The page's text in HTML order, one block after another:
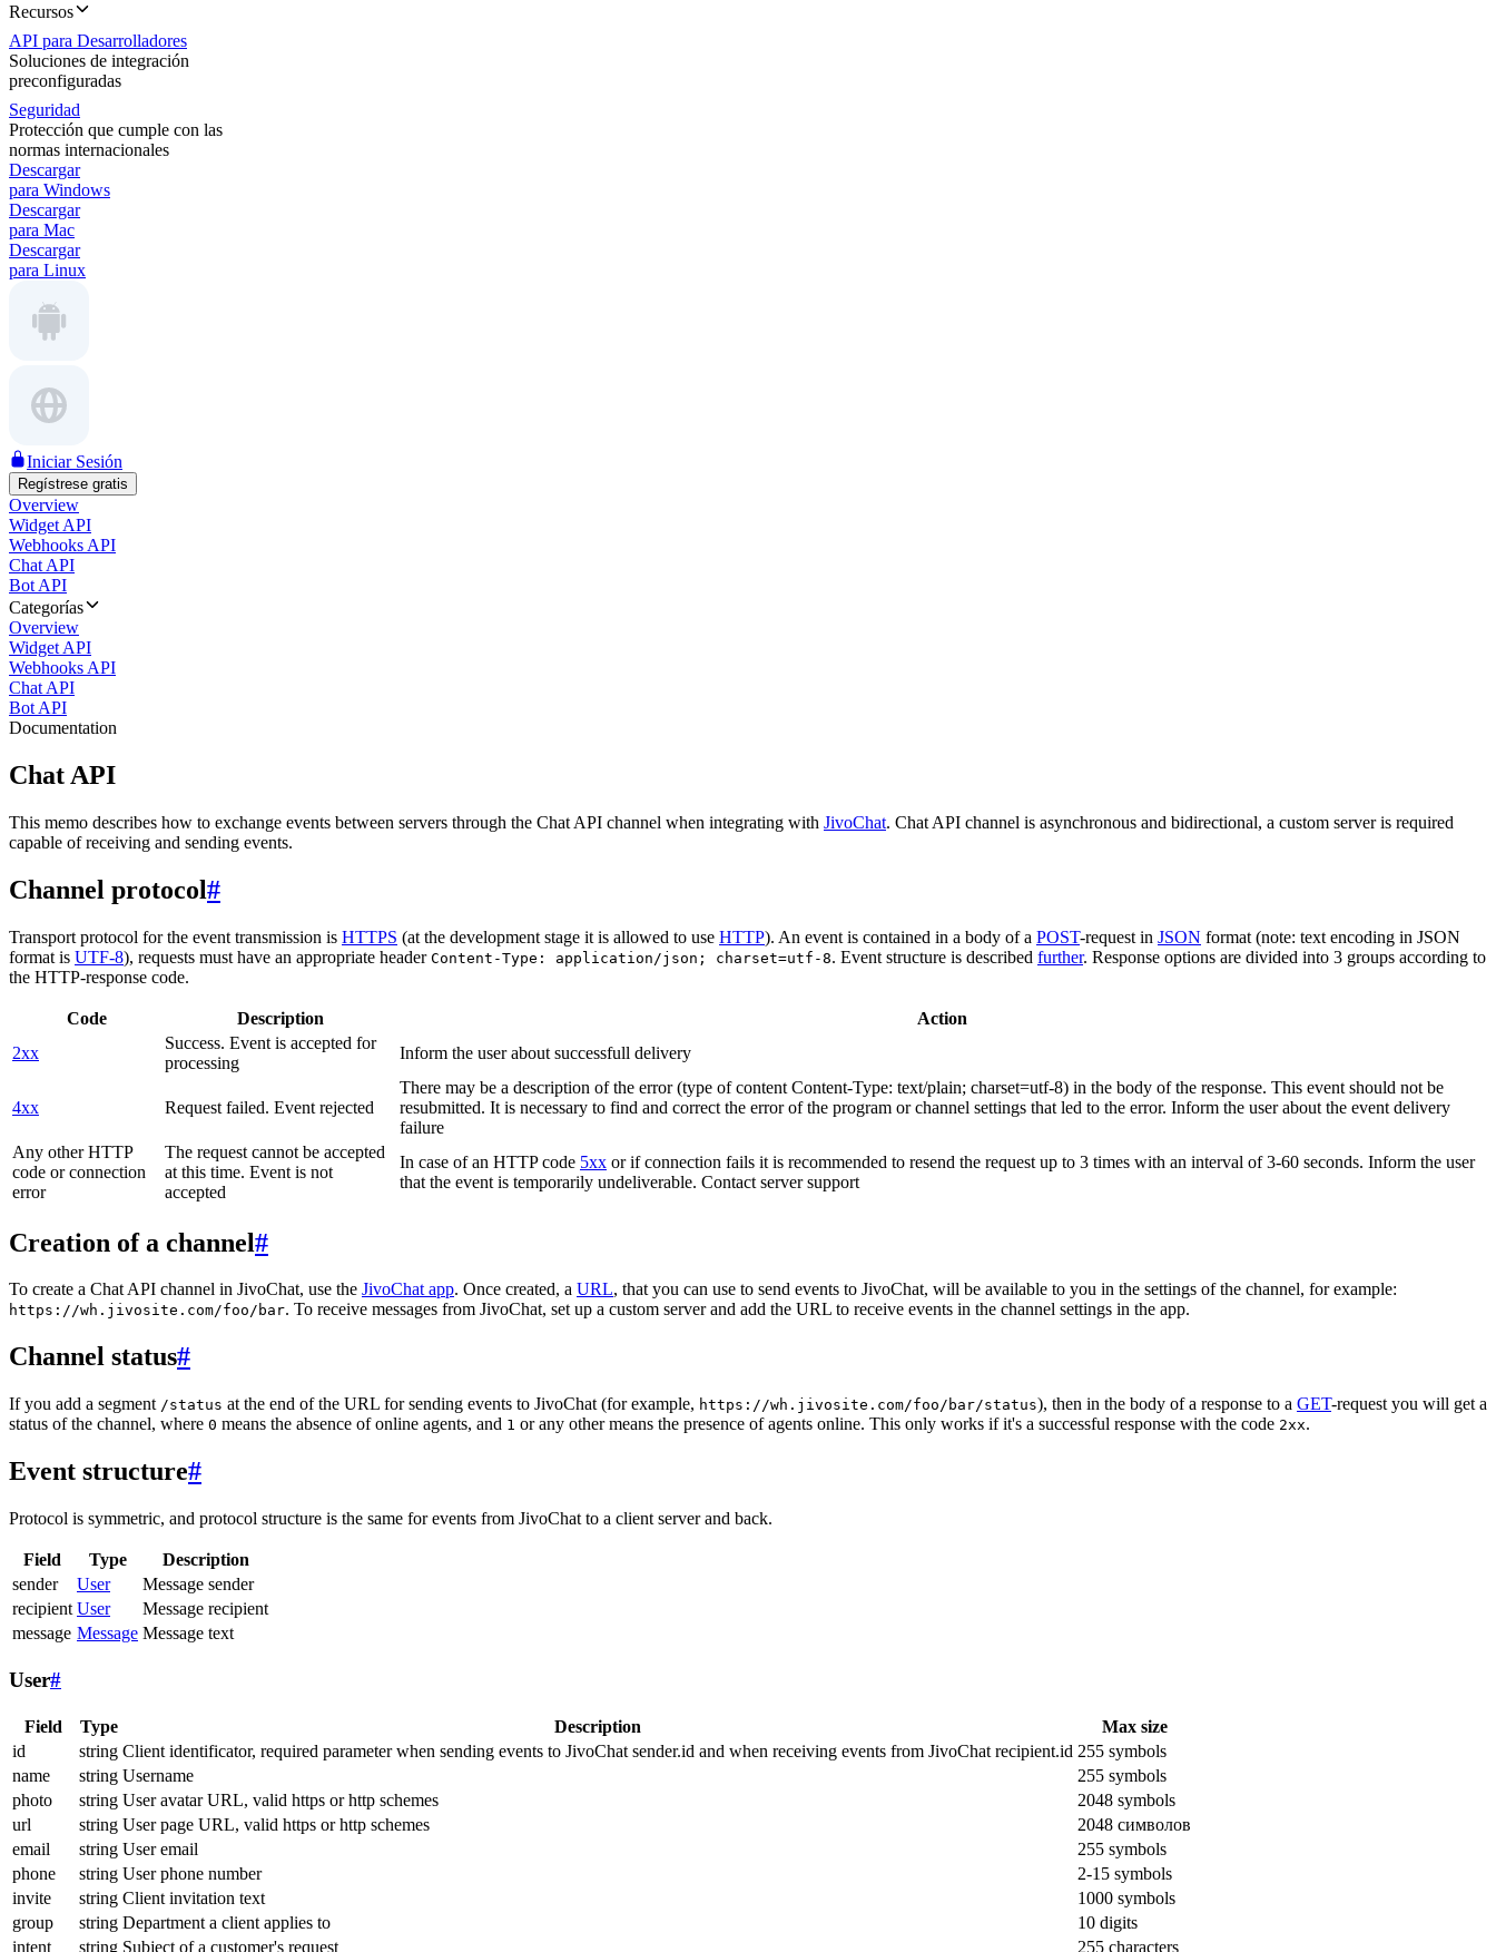
Recursos
API para Desarrolladores
Soluciones de integración
preconfiguradas
Seguridad
Protección que cumple con las
normas internacionales
Descargar
para Windows
Descargar
para Mac
Descargar
para Linux
Iniciar Sesión
Regístrese gratis
Overview
Widget API
Webhooks API
Chat API
Bot API
Categorías
Overview
Widget API
Webhooks API
Chat API
Bot API
Documentation
Chat API
This memo describes how to exchange events between servers through the Chat API channel when integrating with JivoChat. Chat API channel is asynchronous and bidirectional, a custom server is required
capable of receiving and sending events.
Channel protocol#
Transport protocol for the event transmission is HTTPS (at the development stage it is allowed to use HTTP). An event is contained in a body of a POST-request in JSON format (note: text encoding in JSON
format is UTF-8), requests must have an appropriate header Content-Type: application/json; charset=utf-8. Event structure is described further. Response options are divided into 3 groups according to
the HTTP-response code.
Code Description
Action
2xx
Success. Event is accepted for
processing
Inform the user about successfull delivery
4xx Request failed. Event rejected
There may be a description of the error (type of content Content-Type: text/plain; charset=utf-8) in the body of the response. This event should not be
resubmitted. It is necessary to find and correct the error of the program or channel settings that led to the error. Inform the user about the event delivery
failure
Any other HTTP
code or connection
error
The request cannot be accepted
at this time. Event is not
accepted
In case of an HTTP code 5xx or if connection fails it is recommended to resend the request up to 3 times with an interval of 3-60 seconds. Inform the user
that the event is temporarily undeliverable. Contact server support
Creation of a channel#
To create a Chat API channel in JivoChat, use the JivoChat app. Once created, a URL, that you can use to send events to JivoChat, will be available to you in the settings of the channel, for example:
https://wh.jivosite.com/foo/bar. To receive messages from JivoChat, set up a custom server and add the URL to receive events in the channel settings in the app.
Channel status#
If you add a segment /status at the end of the URL for sending events to JivoChat (for example, https://wh.jivosite.com/foo/bar/status), then in the body of a response to a GET-request you will get a
status of the channel, where 0 means the absence of online agents, and 1 or any other means the presence of agents online. This only works if it's a successful response with the code 2xx.
Event structure#
Protocol is symmetric, and protocol structure is the same for events from JivoChat to a client server and back.
Field Type
Description
sender
User
Message sender
recipient User
Message recipient
message Message Message text
User#
Field Type Description
Max size
id
string Client identificator, required parameter when sending events to JivoChat sender.id and when receiving events from JivoChat recipient.id 255 symbols
name
string Username
255 symbols
photo
string User avatar URL, valid https or http schemes
2048 symbols
url
string User page URL, valid https or http schemes
2048 символов
email
string User email
255 symbols
phone
string User phone number
2-15 symbols
invite
string Client invitation text
1000 symbols
group
string Department a client applies to
10 digits
intent
string Subject of a customer's request 255 characters